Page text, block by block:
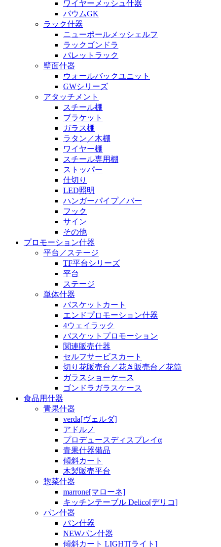
ワイヤーメッシュ什器
バウムGK
ラック什器
ニューポールメッシェルフ
ラックゴンドラ
パレットラック
壁面什器
ウォールバックユニット
GWシリーズ
アタッチメント
スチール棚
ブラケット
ガラス棚
ラタン／木棚
ワイヤー棚
スチール専用棚
ストッパー
仕切り
LED照明
ハンガーパイプ／バー
フック
サイン
その他
プロモーション什器
平台／ステージ
TF平台シリーズ
平台
ステージ
単体什器
バスケットカート
エンドプロモーション什器
4ウェイラック
バスケットプロモーション
関連販売什器
セルフサービスカート
切り花販売台／花き販売台／花筒
ガラスショーケース
ゴンドラガラスケース
食品用什器
青果什器
verda[ヴェルダ]
アドルノ
プロデュースディスプレイα
青果什器備品
傾斜カート
木製販売平台
惣菜什器
marrone[マローネ]
キッチンテーブル Delico[デリコ]
パン什器
パン什器
NEWパン什器
傾斜カート LIGHT[ライト]